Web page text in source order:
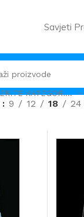
Savjeti
IZABERITE KATEGORIJU
9 12 18 24